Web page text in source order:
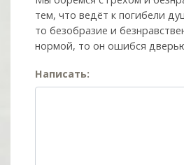
тем, что ведёт к погибели
то безобразие и
нормой, то он ошибся
Написать: